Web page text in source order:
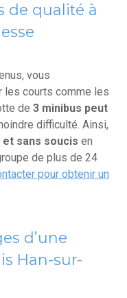
de qualité à
vous
les courts comme les
de 3 minibus peut
difficulté. Ainsi,
sans soucis en
de plus de 24
pour obtenir un
d’une
Han-sur-